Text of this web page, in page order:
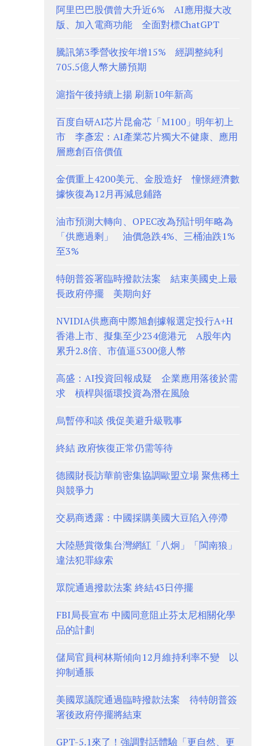
阿里巴巴股價曾大升近6% AI應用擬大改
版、加入電商功能 全面對標ChatGPT
騰訊第3季營收按年增15% 經調整純利
705.5億人幣大勝預期
滬指午後持續上揚 刷新10年新高
百度自研AI芯片昆侖芯「M100」明年初上
市 李彥宏：AI產業芯片獨大不健康、應用
層應創百倍價值
金價重上4200美元、金股造好 憧憬經濟數
據恢復為12月再減息鋪路
油市預測大轉向、OPEC改為預計明年略為
「供應過剩」 油價急跌4%、三桶油跌1%
至3%
特朗普簽署臨時撥款法案 結束美國史上最
長政府停擺 美期向好
NVIDIA供應商中際旭創據報選定投行A+H
香港上市、擬集至少234億港元 A股年內
累升2.8倍、市值逼5300億人幣
高盛：AI投資回報成疑 企業應用落後於需
求 槓桿與循環投資為潛在風險
烏暫停和談 俄促美避升級戰事
終結 政府恢復正常仍需等待
德國財長訪華前密集協調歐盟立場 聚焦稀土
與競爭力
交易商透露：中國採購美國大豆陷入停滯
大陸懸賞徵集台灣網紅「八炯」「閩南狼」
違法犯罪線索
眾院通過撥款法案 終結43日停擺
FBI局長宣布 中國同意阻止芬太尼相關化學
品的計劃
儲局官員柯林斯傾向12月維持利率不變 以
抑制通脹
美國眾議院通過臨時撥款法案 待特朗普簽
署後政府停擺將結束
GPT-5.1來了！強調對話體驗「更自然、更